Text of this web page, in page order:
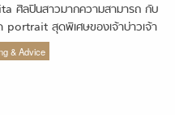
ศิลปินสาวมากความสามารถ กับ
portrait สุดพิเศษของเจ้าบ่าวเจ้า
& Advice